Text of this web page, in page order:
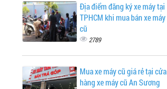
Địa điểm đăng ký xe máy tại
TPHCM khi mua bán xe máy
cũ
2789
Mua xe máy cũ giá rẻ tại cửa
hàng xe máy cũ An Sương